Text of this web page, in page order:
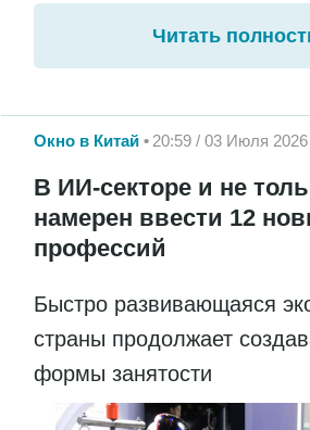
Читать
Окно в Китай 20:59 / 03 Июля 2026
В ИИ-секторе и не
намерен ввести 12
профессий
Быстро развивающаяся
страны продолжает
формы занятости